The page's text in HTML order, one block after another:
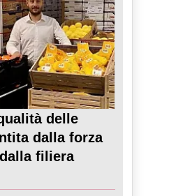
delle
dalla forza
filiera